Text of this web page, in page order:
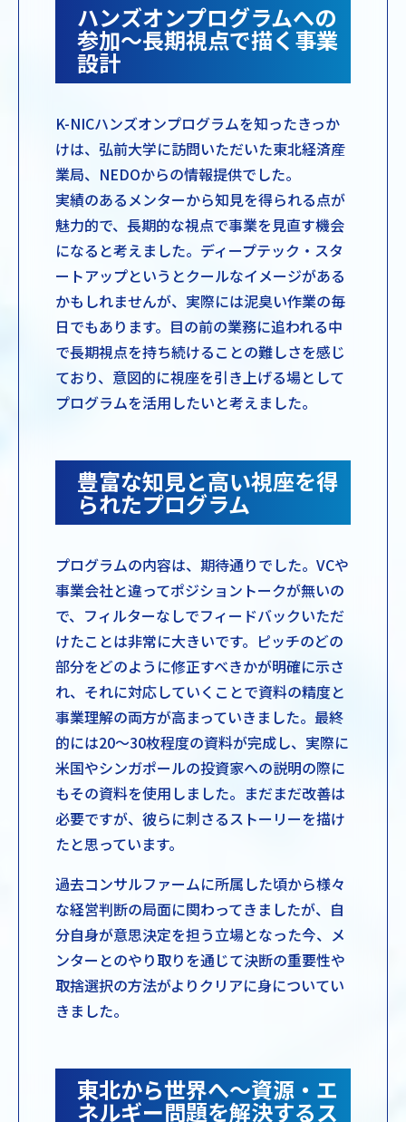
ハンズオンプログラムへの
参加～長期視点で描く事業
設計
K-NICハンズオンプログラムを知ったきっか
けは、弘前大学に訪問いただいた東北経済産
業局、NEDOからの情報提供でした。
実績のあるメンターから知見を得られる点が
魅力的で、長期的な視点で事業を見直す機会
になると考えました。ディープテック・スタ
ートアップというとクールなイメージがある
かもしれませんが、実際には泥臭い作業の毎
日でもあります。目の前の業務に追われる中
で長期視点を持ち続けることの難しさを感じ
ており、意図的に視座を引き上げる場として
プログラムを活用したいと考えました。
豊富な知見と高い視座を得
られたプログラム
プログラムの内容は、期待通りでした。VCや
事業会社と違ってポジショントークが無いの
で、フィルターなしでフィードバックいただ
けたことは非常に大きいです。ピッチのどの
部分をどのように修正すべきかが明確に示さ
れ、それに対応していくことで資料の精度と
事業理解の両方が高まっていきました。最終
的には20〜30枚程度の資料が完成し、実際に
米国やシンガポールの投資家への説明の際に
もその資料を使用しました。まだまだ改善は
必要ですが、彼らに刺さるストーリーを描け
たと思っています。
過去コンサルファームに所属した頃から様々
な経営判断の局面に関わってきましたが、自
分自身が意思決定を担う立場となった今、メ
ンターとのやり取りを通じて決断の重要性や
取捨選択の方法がよりクリアに身についてい
きました。
東北から世界へ～資源・エ
ネルギー問題を解決するス